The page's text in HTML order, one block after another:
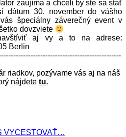
zaujíma a chceli by ste sa stať
dátum 30. november do vášho
špeciálny záverečný event v
dovzviete
aj vy a to na adrese:
Berlin
riadkov, pozývame vás aj na náš
nájdete tu.
VYCESTOVAŤ…